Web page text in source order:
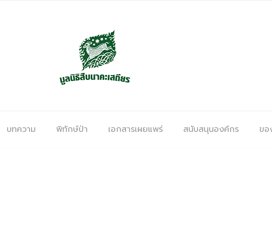
บทความ พิทักษ์ป่า เอกสารเผยแพร่ สนับสนุนองค์กร ขอ